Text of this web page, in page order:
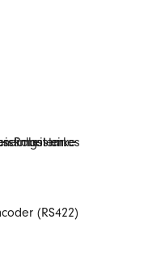
(RS422)